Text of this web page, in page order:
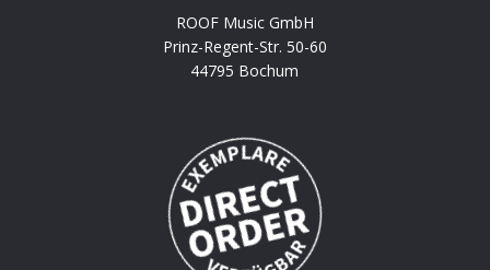
ROOF Music GmbH
Prinz-Regent-Str. 50-60
44795 Bochum